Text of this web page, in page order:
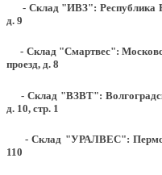
- Склад "ИВЗ": Республика
д. 9
- Склад "Смартвес":
проезд, д. 8
- Склад "ВЗВТ":
д. 10, стр. 1
- Склад "УРАЛВЕС":
110